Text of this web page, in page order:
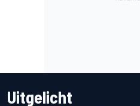
Uitgelicht